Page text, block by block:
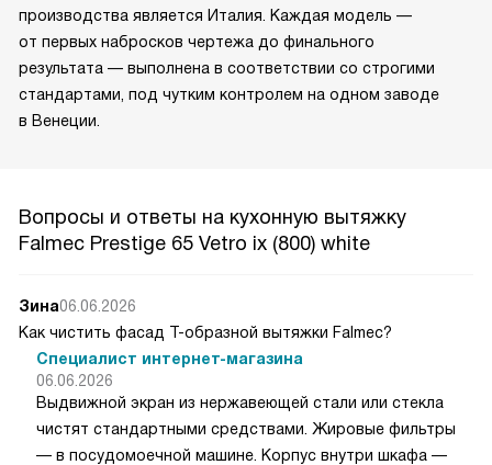
производства является Италия. Каждая модель —
от первых набросков чертежа до финального
результата — выполнена в соответствии со строгими
стандартами, под чутким контролем на одном заводе
в Венеции.
Вопросы и ответы на кухонную вытяжку
Falmec Prestige 65 Vetro ix (800) white
Зина06.06.2026
Как чистить фасад Т-образной вытяжки Falmec?
Специалист интернет-магазина
06.06.2026
Выдвижной экран из нержавеющей стали или стекла
чистят стандартными средствами. Жировые фильтры
— в посудомоечной машине. Корпус внутри шкафа —